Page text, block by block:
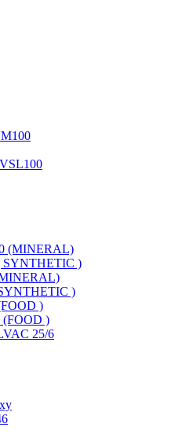
(MINERAL)
)
)
)
)
25/6